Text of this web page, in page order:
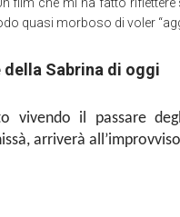
quasi morboso di voler
della Sabrina di oggi
vivendo il passare
arriverà